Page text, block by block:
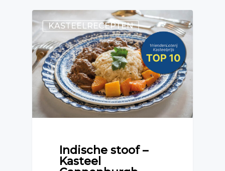
KASTEELRECEPTEN
Indische stoof –
Kasteel